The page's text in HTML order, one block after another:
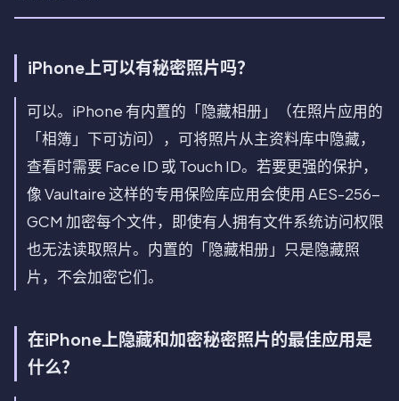
iPhone上可以有秘密照片吗？
可以。iPhone 有内置的「隐藏相册」（在照片应用的
「相簿」下可访问），可将照片从主资料库中隐藏，
查看时需要 Face ID 或 Touch ID。若要更强的保护，
像 Vaultaire 这样的专用保险库应用会使用 AES-256-
GCM 加密每个文件，即使有人拥有文件系统访问权限
也无法读取照片。内置的「隐藏相册」只是隐藏照
片，不会加密它们。
在iPhone上隐藏和加密秘密照片的最佳应用是
什么？